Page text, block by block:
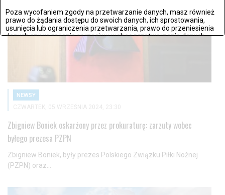
Poza wycofaniem zgody na przetwarzanie danych, masz również
prawo do żądania dostępu do swoich danych, ich sprostowania,
usunięcia lub ograniczenia przetwarzania, prawo do przeniesienia
danych czy wyrażenia sprzeciwu wobec przetwarzania danych.
Jeżeli nie chcesz wyrazić zgody na przetwarzanie plików cookies,
ustawień zaawansowanych
Wyrażam zgodę i przechodzę do serwisu
NEWSY
CZWARTEK, 05 WRZEŚNIA 2024, 23:30
Zbigniew Boniek oskarżony przez prokuraturę: zarzuty wobec
byłego prezesa PZPN
Zbigniew Boniek, były prezes Polskiego Związku Piłki Nożnej
(PZPN) oraz...